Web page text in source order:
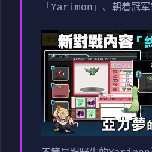
「Yarimon」、朝着冠军